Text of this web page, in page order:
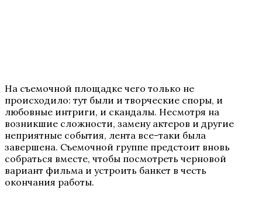
На съемочной площадке чего только не
происходило: тут были и творческие споры, и
любовные интриги, и скандалы. Несмотря на
возникшие сложности, замену актеров и другие
неприятные события, лента все-таки была
завершена. Съемочной группе предстоит вновь
собраться вместе, чтобы посмотреть черновой
вариант фильма и устроить банкет в честь
окончания работы.